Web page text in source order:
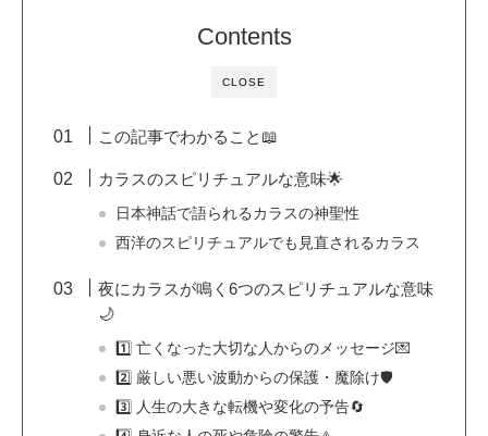
CLOSE
Contents
この記事でわかること📖
カラスのスピリチュアルな意味🌟
日本神話で語られるカラスの神聖性
西洋のスピリチュアルでも見直されるカラス
夜にカラスが鳴く6つのスピリチュアルな意味
🌙
1️⃣ 亡くなった大切な人からのメッセージ💌
2️⃣ 厳しい悪い波動からの保護・魔除け🛡️
3️⃣ 人生の大きな転機や変化の予告🔄